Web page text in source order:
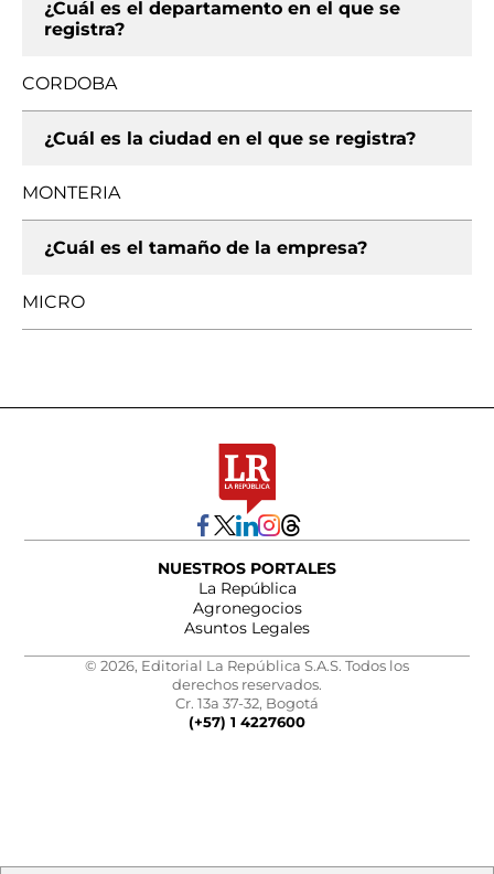
¿Cuál es el departamento en el que se
registra?
CORDOBA
¿Cuál es la ciudad en el que se registra?
MONTERIA
¿Cuál es el tamaño de la empresa?
MICRO
NUESTROS PORTALES
La República
Agronegocios
Asuntos Legales
© 2026, Editorial La República S.A.S. Todos los
derechos reservados.
Cr. 13a 37-32, Bogotá
(+57) 1 4227600